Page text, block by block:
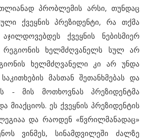
პრობლემის არსი, თუნდაც
ქვეყნის პრეზიდენტი, რა თქმა
ქვეყნის ნებისმიერ
ხელმძღვანელს სულ არ
ხელმძღვანელი კი არ უნდა
მასთან შეთანხმებას და
- მის მოთხოვნას პრეზიდენტმა
მიაქციოს. ეს ქვეყნის პრეზიდენტის
და რაოდენ «წვრილმანადაც»
ვინმეს, სინამდვილეში ძალზე